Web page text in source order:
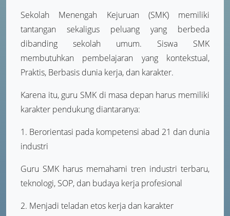
Sekolah Menengah Kejuruan (SMK) memiliki
tantangan sekaligus peluang yang berbeda
dibanding sekolah umum. Siswa SMK
membutuhkan pembelajaran yang kontekstual,
Praktis, Berbasis dunia kerja, dan karakter.
Karena itu, guru SMK di masa depan harus memiliki
karakter pendukung diantaranya:
1. Berorientasi pada kompetensi abad 21 dan dunia
industri
Guru SMK harus memahami tren industri terbaru,
teknologi, SOP, dan budaya kerja profesional
2. Menjadi teladan etos kerja dan karakter